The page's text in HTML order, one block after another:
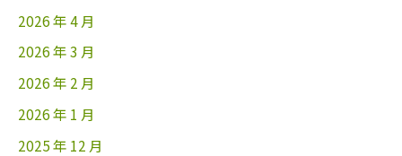
2026 年 4 月
2026 年 3 月
2026 年 2 月
2026 年 1 月
2025 年 12 月